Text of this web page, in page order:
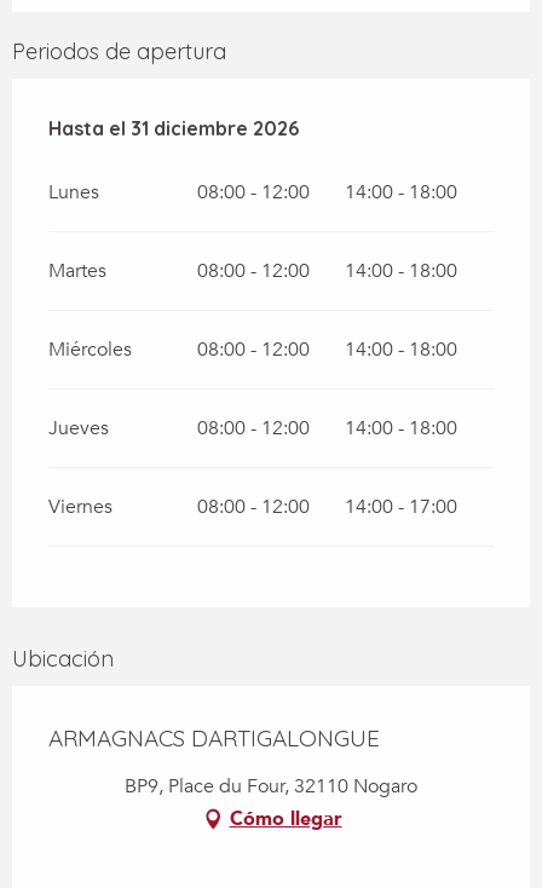
Periodos de apertura
Del2 enero 2026al31 diciembre 2026
Hasta el 31 diciembre 2026
Lunes 08:00 - 12:00 14:00 - 18:00
Martes 08:00 - 12:00 14:00 - 18:00
Miércoles 08:00 - 12:00 14:00 - 18:00
Jueves 08:00 - 12:00 14:00 - 18:00
Viernes 08:00 - 12:00 14:00 - 17:00
Ubicación
ARMAGNACS DARTIGALONGUE
BP9, Place du Four, 32110 Nogaro
Cómo llegar